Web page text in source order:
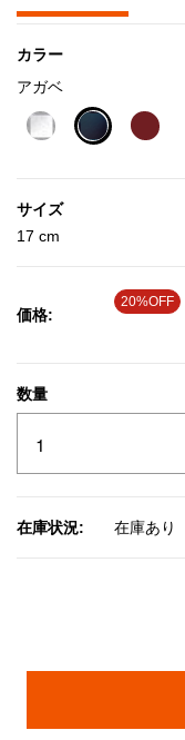
カラー
アガベ
サイズ
17 cm
価格:
20%OFF
数量
在庫状況: 在庫あり